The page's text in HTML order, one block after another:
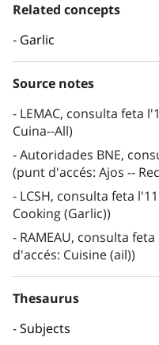
Related concepts
Garlic
Source notes
LEMAC, consulta feta
Cuina--All)
Autoridades BNE,
(punt d'accés: Ajos --
LCSH, consulta feta
Cooking (Garlic))
RAMEAU, consulta
d'accés: Cuisine (ail))
Thesaurus
Subjects